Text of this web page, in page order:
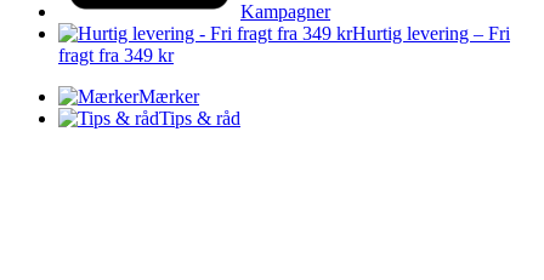
Kampagner
Hurtig levering – Fri
fragt fra 349 kr
Mærker
Tips & råd